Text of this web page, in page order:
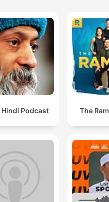
Hindi Podcast The